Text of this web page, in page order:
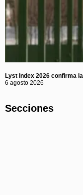
Lyst Index 2026 confirma
6 agosto 2026
Secciones